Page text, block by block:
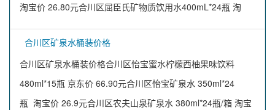
淘宝价 26.80元合川区屈臣氏矿物质饮用水400mL*24瓶 淘
合川区矿泉水桶装价格
合川区矿泉水桶装价格合川区怡宝蜜水柠檬西柚果味饮料
480ml*15瓶 京东价 66.90元合川区怡宝矿泉水 350ml*24
瓶 淘宝价 26.9元合川区农夫山泉矿泉水 380ml*24瓶/箱 淘宝